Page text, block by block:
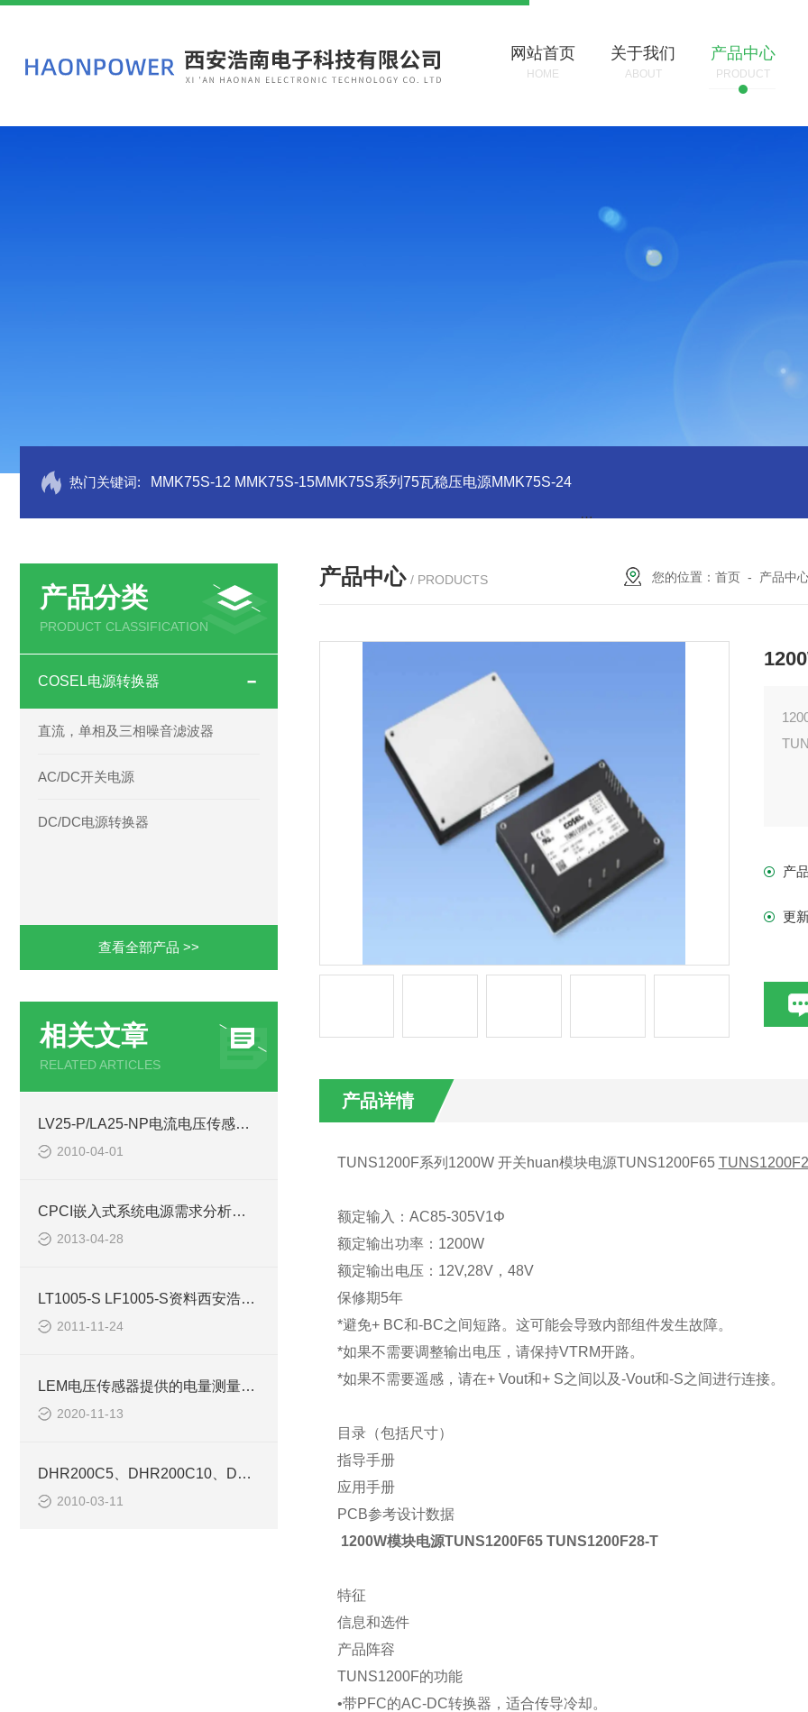
网站首页
HOME
关于我们
ABOUT
产品中心
PRODUCT
热门关键词: MMK75S-12 MMK75S-15MMK75S系列75瓦稳压电源MMK75S-24 MMK150S-15 MMK150S-5150W
产品分类
PRODUCT CLASSIFICATION
COSEL电源转换器
直流，单相及三相噪音滤波器
AC/DC开关电源
DC/DC电源转换器
查看全部产品 >>
相关文章
RELATED ARTICLES
LV25-P/LA25-NP电流电压传感器库存-西安浩南电子科技
2010-04-01
CPCI嵌入式系统电源需求分析与器件造型
2013-04-28
LT1005-S LF1005-S资料西安浩南电子
2011-11-24
LEM电压传感器提供的电量测量解决方案
2020-11-13
DHR200C5、DHR200C10、DHR200C420传感器-西安浩南电子科技
2010-03-11
产品中心 / PRODUCTS 您的位置：首页 - 产品中
保
产
更
产品详情
TUNS1200F系列 1200W 开关huan模块电源TUNS1200F65
额定输入： AC85-305V1Φ
额定输出功率： 1200W
额定输出电压： 12V,28V， 48V
保修期5年
*避免+ BC和-BC之间短路。这可能会导致内部组件发生故障。
*如果不需要调整输出电压，请保持VTRM开路。
*如果不需要遥感，请在+ Vout和+ S之间以及-Vout和-S之间进行连接。
目录（包括尺寸）
指导手册
应用手册
PCB参考设计数据
1200W模块电源TUNS1200F65 TUNS1200F28-T
特征
信息和选件
产品阵容
TUNS1200F的功能
•带PFC的AC-DC转换器，适合传导冷却。